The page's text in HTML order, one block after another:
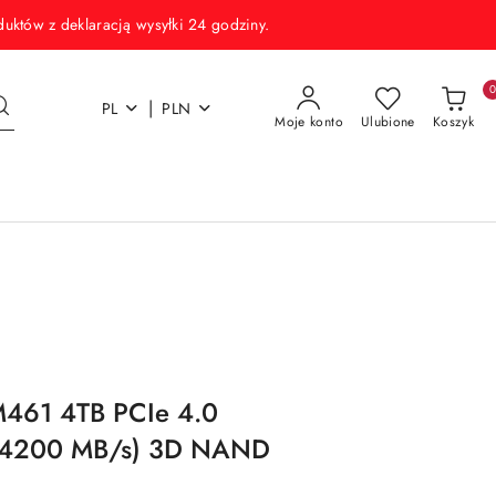
z deklaracją wysyłki 24 godziny.
PL | PLN
Moje konto Ulubione Koszyk
0
4TB PCIe 4.0
MB/s) 3D NAND